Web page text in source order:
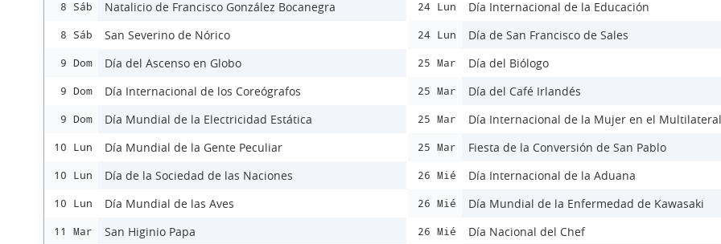
8 Sáb Natalicio de Francisco González Bocanegra
8 Sáb San Severino de Nórico
9 Dom Día del Ascenso en Globo
9 Dom Día Internacional de los Coreógrafos
9 Dom Día Mundial de la Electricidad Estática
10 Lun Día Mundial de la Gente Peculiar
10 Lun Día de la Sociedad de las Naciones
10 Lun Día Mundial de las Aves
11 Mar San Higinio Papa
24 Lun Día Internacional de la Educación
24 Lun Día de San Francisco de Sales
25 Mar Día del Biólogo
25 Mar Día del Café Irlandés
25 Mar Día Internacional de la Mujer en el
25 Mar Fiesta de la Conversión de San Pablo
26 Mié Día Internacional de la Aduana
26 Mié Día Mundial de la Enfermedad de Kawasaki
26 Mié Día Nacional del Chef